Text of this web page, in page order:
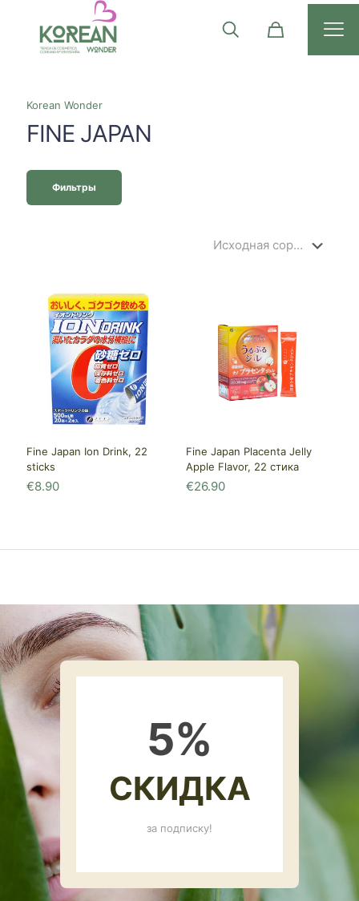
Korean Wonder
FINE JAPAN
Фильтры
Fine Japan Ion Drink, 22
sticks
€8.90
Fine Japan Placenta Jelly
Apple Flavor, 22 стика
€26.90
5%
СКИДКА
за подписку!